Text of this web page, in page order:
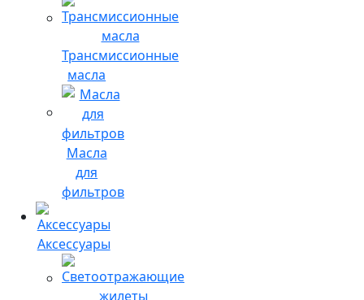
Трансмиссионные
масла
Масла
для
фильтров
Аксессуары